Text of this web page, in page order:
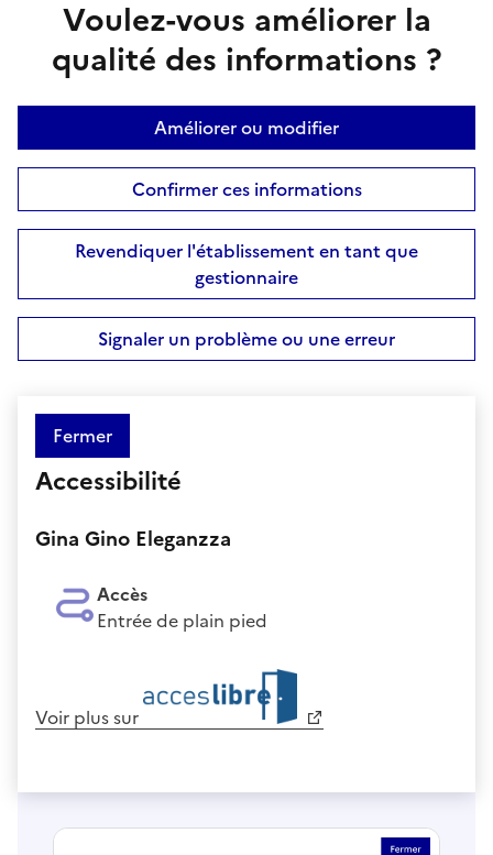
Voulez-vous améliorer la
qualité des informations ?
Améliorer ou modifier
Confirmer ces informations
Revendiquer l'établissement en tant que
gestionnaire
Signaler un problème ou une erreur
Fermer
Accessibilité
Gina Gino Eleganzza
Accès
Entrée de plain pied
Voir plus sur